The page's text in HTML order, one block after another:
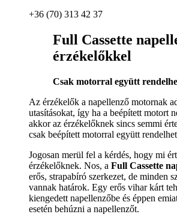
+36 (70) 313 42 37
Full Cassette
érzékelőkkel
Csak motorral együtt
Az érzékelők a napellenző motornak
utasításokat, így ha a beépített motort
akkor az érzékelőknek sincs semmi
csak beépített motorral együtt
Jogosan merül fel a kérdés, hogy mi
érzékelőknek. Nos, a Full Cassette
erős, strapabíró szerkezet, de minden
vannak határok. Egy erős vihar kárt
kiengedett napellenzőbe és éppen
esetén behúzni a napellenzőt.